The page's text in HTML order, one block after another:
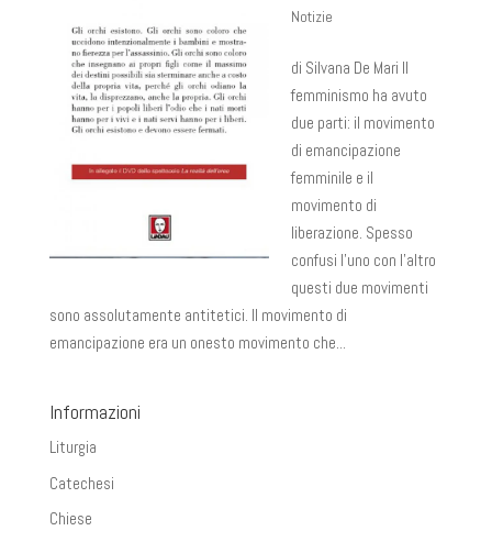
Notizie
di Silvana De Mari Il
femminismo ha avuto
due parti: il movimento
di emancipazione
femminile e il
movimento di
liberazione. Spesso
confusi l’uno con l’altro
questi due movimenti
sono assolutamente antitetici. Il movimento di
emancipazione era un onesto movimento che...
Informazioni
Liturgia
Catechesi
Chiese